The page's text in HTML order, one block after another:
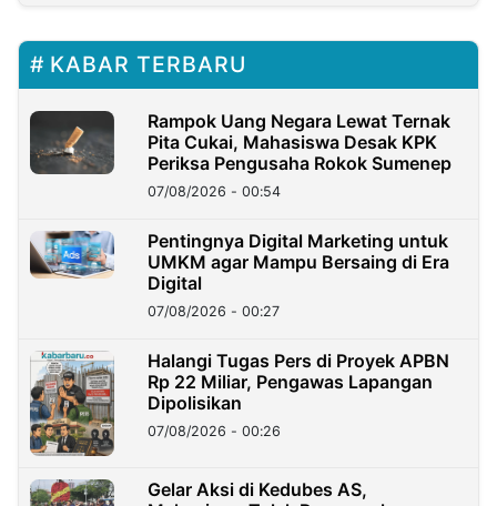
KABAR TERBARU
Rampok Uang Negara Lewat Ternak
Pita Cukai, Mahasiswa Desak KPK
Periksa Pengusaha Rokok Sumenep
07/08/2026 - 00:54
Pentingnya Digital Marketing untuk
UMKM agar Mampu Bersaing di Era
Digital
07/08/2026 - 00:27
Halangi Tugas Pers di Proyek APBN
Rp 22 Miliar, Pengawas Lapangan
Dipolisikan
07/08/2026 - 00:26
Gelar Aksi di Kedubes AS,